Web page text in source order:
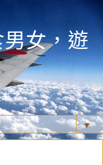
女，遊
？
▼